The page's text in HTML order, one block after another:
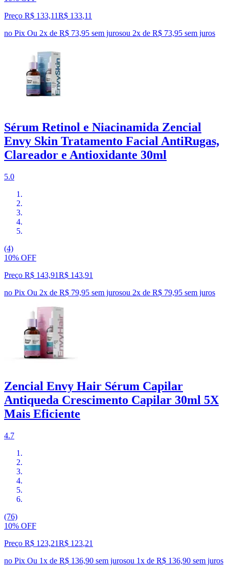
Preço R$ 133,11R$ 133,11
no Pix Ou 2x de R$ 73,95 sem jurosou 2x de R$ 73,95 sem juros
Sérum Retinol e Niacinamida Zencial
Envy Skin Tratamento Facial AntiRugas,
Clareador e Antioxidante 30ml
5.0
(4)
10% OFF
Preço R$ 143,91R$ 143,91
no Pix Ou 2x de R$ 79,95 sem jurosou 2x de R$ 79,95 sem juros
Zencial Envy Hair Sérum Capilar
Antiqueda Crescimento Capilar 30ml 5X
Mais Eficiente
4.7
(76)
10% OFF
Preço R$ 123,21R$ 123,21
no Pix Ou 1x de R$ 136,90 sem jurosou 1x de R$ 136,90 sem juros